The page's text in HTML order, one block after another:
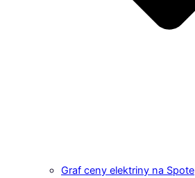
Graf ceny elektriny na Spote